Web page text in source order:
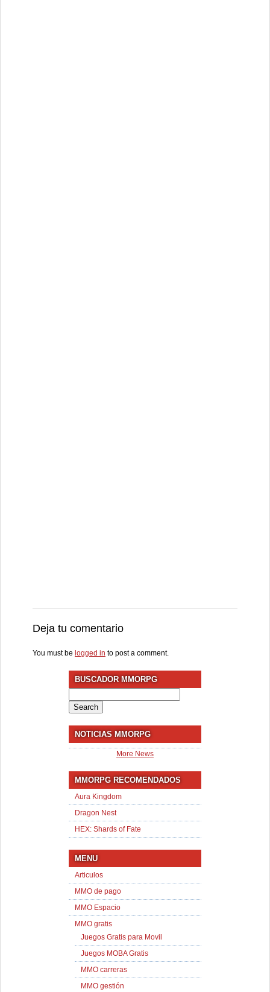
Deja tu comentario
You must be logged in to post a comment.
BUSCADOR MMORPG
for:
NOTICIAS MMORPG
More News
MMORPG RECOMENDADOS
Aura Kingdom
Dragon Nest
HEX: Shards of Fate
MENU
Articulos
MMO de pago
MMO Espacio
MMO gratis
Juegos Gratis para Movil
Juegos MOBA Gratis
MMO carreras
MMO gestión